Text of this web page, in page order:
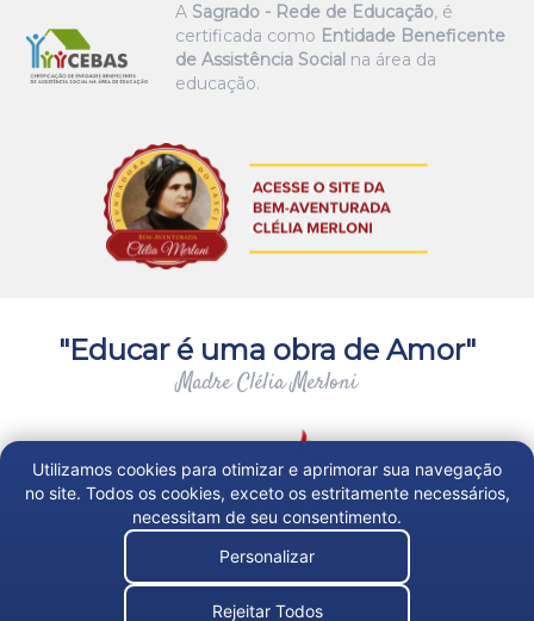
A Sagrado - Rede de Educação, é
certificada como Entidade Beneficente
de Assistência Social na área da
educação.
"Educar é uma obra de Amor"
Madre Clélia Merloni
Trabalhe Conosco
Utilizamos cookies para otimizar e aprimorar sua navegação
no site. Todos os cookies, exceto os estritamente necessários,
necessitam de seu consentimento.
Personalizar
Rejeitar Todos